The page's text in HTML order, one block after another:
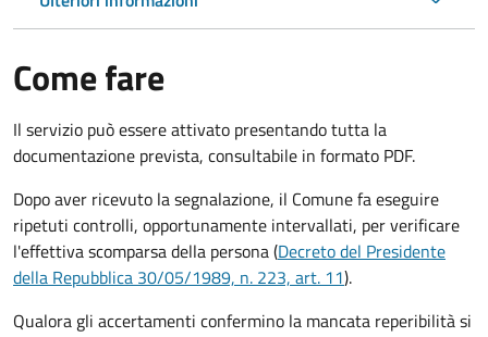
Come fare
Il servizio può essere attivato presentando tutta la
documentazione prevista, consultabile in formato PDF.
Dopo aver ricevuto la segnalazione, il Comune fa eseguire
ripetuti controlli, opportunamente intervallati, per verificare
l'effettiva scomparsa della persona (Decreto del Presidente
della Repubblica 30/05/1989, n. 223, art. 11).
Qualora gli accertamenti confermino la mancata reperibilità si